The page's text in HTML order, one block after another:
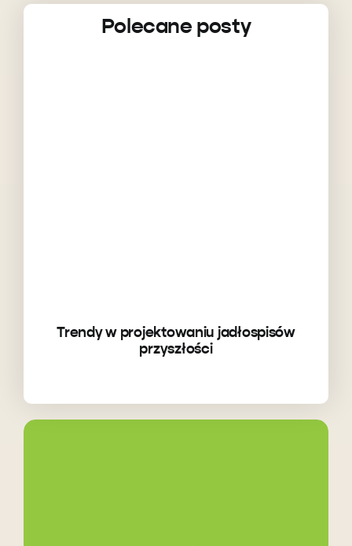
Polecane posty
Trendy w projektowaniu jadłospisów
przyszłości